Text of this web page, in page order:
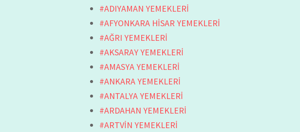
#ADIYAMAN YEMEKLERİ
#AFYONKARA HİSAR YEMEKLERİ
#AĞRI YEMEKLERİ
#AKSARAY YEMEKLERİ
#AMASYA YEMEKLERİ
#ANKARA YEMEKLERİ
#ANTALYA YEMEKLERİ
#ARDAHAN YEMEKLERİ
#ARTVİN YEMEKLERİ